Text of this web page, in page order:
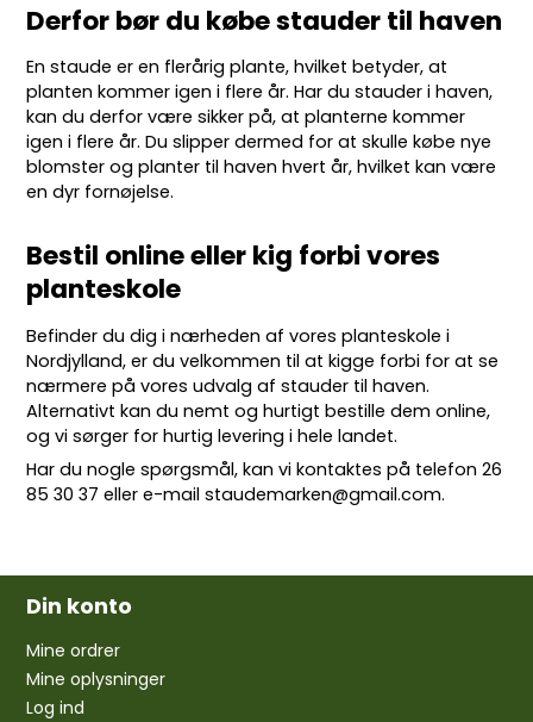
Derfor bør du købe stauder til haven
En staude er en flerårig plante, hvilket betyder, at
planten kommer igen i flere år. Har du stauder i haven,
kan du derfor være sikker på, at planterne kommer
igen i flere år. Du slipper dermed for at skulle købe nye
blomster og planter til haven hvert år, hvilket kan være
en dyr fornøjelse.
Bestil online eller kig forbi vores
planteskole
Befinder du dig i nærheden af vores planteskole i
Nordjylland, er du velkommen til at kigge forbi for at se
nærmere på vores udvalg af stauder til haven.
Alternativt kan du nemt og hurtigt bestille dem online,
og vi sørger for hurtig levering i hele landet.
Har du nogle spørgsmål, kan vi kontaktes på telefon26
85 30 37 eller e-mailstaudemarken@gmail.com.
Din konto
Mine ordrer
Mine oplysninger
Log ind